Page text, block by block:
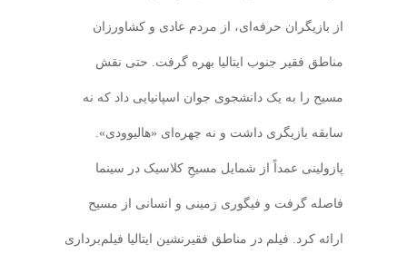
از بازیگران حرفه‌ای، از مردم عادی و کشاورزان
مناطق فقیر جنوب ایتالیا بهره گرفت. حتی نقش
مسیح را به یک دانشجوی جوان اسپانیایی داد که نه
سابقه بازیگری داشت و نه چهره‌ای «هالیوودی».
پازولینی عمداً از شمایل مسیحِ کلاسیک در سینما
فاصله گرفت و فیگوری زمینی و انسانی از مسیح
ارائه کرد. فیلم در مناطق فقیرنشین ایتالیا فیلم‌برداری